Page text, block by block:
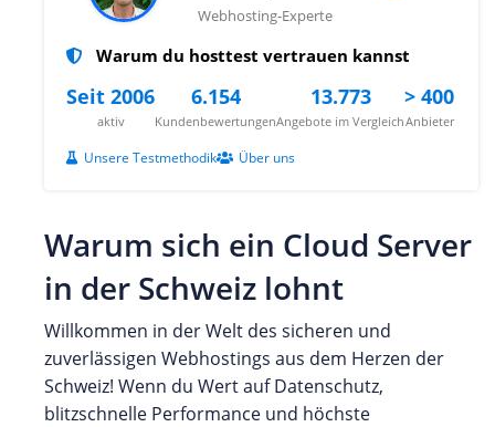
Webhosting-Experte
Warum du hosttest vertrauen kannst
Seit 2006
aktiv
6.154
Kundenbewertungen
13.773
Angebote im Vergleich
> 400
Anbieter
Unsere Testmethodik Über uns
Warum sich ein Cloud Server
in der Schweiz lohnt
Willkommen in der Welt des sicheren und
zuverlässigen Webhostings aus dem Herzen der
Schweiz! Wenn du Wert auf Datenschutz,
blitzschnelle Performance und höchste